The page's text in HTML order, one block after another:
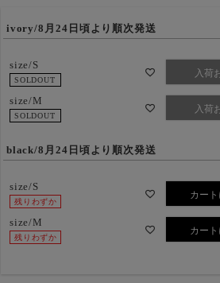
ivory/8月24日頃より順次発送
size/S
SOLDOUT
入荷
size/M
SOLDOUT
入荷
black/8月24日頃より順次発送
size/S
残りわずか
カー
size/M
残りわずか
カー